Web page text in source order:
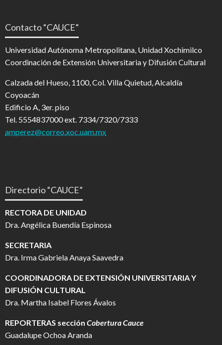
Contacto “CAUCE”
Universidad Autónoma Metropolitana, Unidad Xochimilco
Coordinación de Extensión Universitaria y Difusión Cultural
Calzada del Hueso, 1100, Col. Villa Quietud, Alcaldía
Coyoacán
Edificio A, 3er. piso
Tel. 5554837000 ext. 7334/7320/7333
amperez@correo.xoc.uam.mx
Directorio “CAUCE”
RECTORA DE UNIDAD
Dra. Angélica Buendía Espinosa
SECRETARIA
Dra. Irma Gabriela Anaya Saavedra
COORDINADORA DE EXTENSIÓN UNIVERSITARIA Y
DIFUSIÓN CULTURAL
Dra. Martha Isabel Flores Ávalos
REPORTERAS sección Cobertura Cauce
Guadalupe Ochoa Aranda